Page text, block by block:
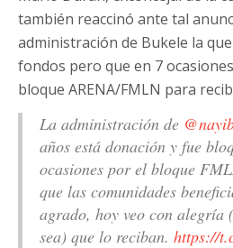
también reaccinó ante tal
administración de Bukele la
fondos pero que en 7
bloque ARENA/FMLN para
La administración de
años está donación y fue
ocasiones por el bloque
que las comunidades
agrado, hoy veo con alegría
sea) que lo reciban. https://